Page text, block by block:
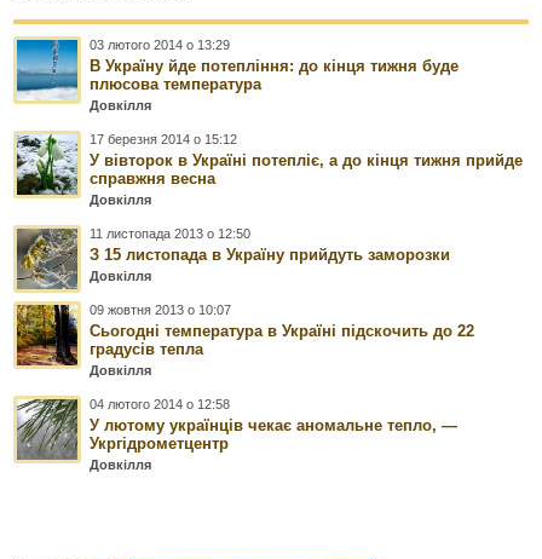
03 лютого 2014 о 13:29
В Україну йде потепління: до кінця тижня буде
плюсова температура
Довкілля
17 березня 2014 о 15:12
У вівторок в Україні потепліє, а до кінця тижня прийде
справжня весна
Довкілля
11 листопада 2013 о 12:50
З 15 листопада в Україну прийдуть заморозки
Довкілля
09 жовтня 2013 о 10:07
Сьогодні температура в Україні підскочить до 22
градусів тепла
Довкілля
04 лютого 2014 о 12:58
У лютому українців чекає аномальне тепло, —
Укргідрометцентр
Довкілля